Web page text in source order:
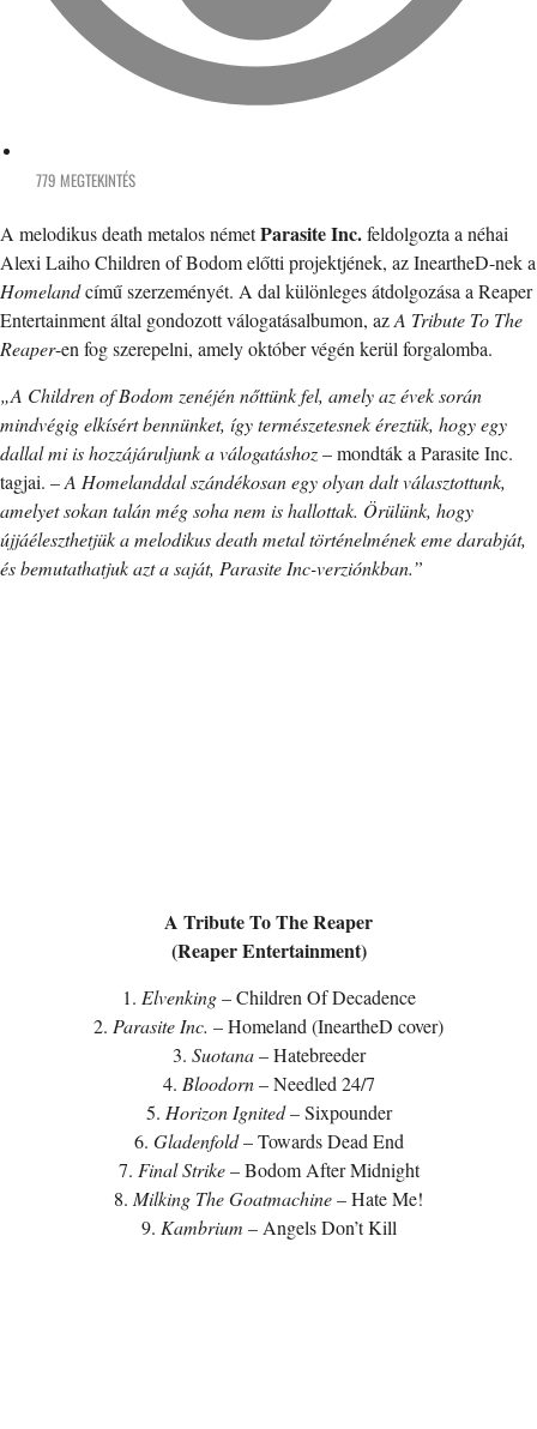
779 MEGTEKINTÉS
A melodikus death metalos németParasite Inc.feldolgozta a néhai
Alexi Laiho Children of Bodom előtti projektjének, az IneartheD-nek a
Homelandcímű szerzeményét. A dal különleges átdolgozása a Reaper
Entertainment által gondozott válogatásalbumon, azA Tribute To The
Reaper-en fog szerepelni, amely október végén kerül forgalomba.
„A Children of Bodom zenéjén nőttünk fel, amely az évek során
mindvégig elkísért bennünket, így természetesnek éreztük, hogy egy
dallal mi is hozzájáruljunk a válogatáshoz– mondták a Parasite Inc.
tagjai. –A Homelanddal szándékosan egy olyan dalt választottunk,
amelyet sokan talán még soha nem is hallottak. Örülünk, hogy
újjáéleszthetjük a melodikus death metal történelmének eme darabját,
és bemutathatjuk azt a saját, Parasite Inc-verziónkban.”
A Tribute To The Reaper
(Reaper Entertainment)
1. Elvenking– Children Of Decadence
2. Parasite Inc. – Homeland (IneartheD cover)
3. Suotana– Hatebreeder
4. Bloodorn– Needled 24/7
5. Horizon Ignited– Sixpounder
6. Gladenfold– Towards Dead End
7. Final Strike– Bodom After Midnight
8. Milking The Goatmachine– Hate Me!
9. Kambrium – Angels Don’t Kill